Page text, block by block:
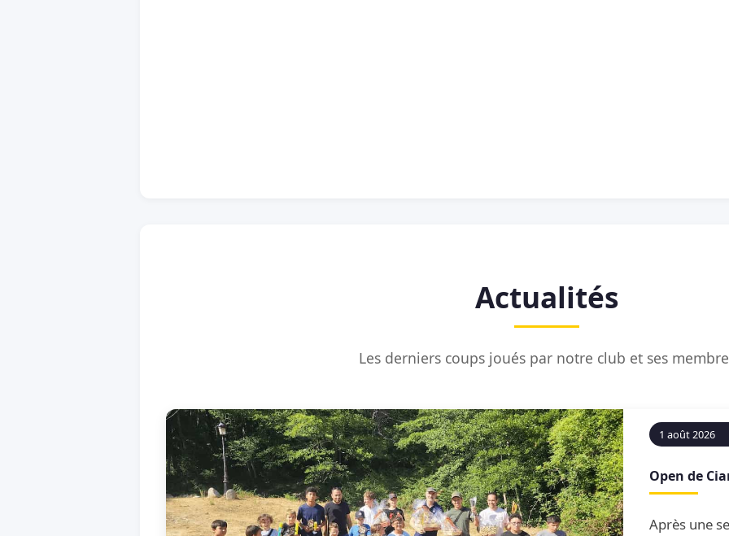
Actualités
Les derniers coups joués par notre club et ses
1 août 2026
Open de
Après une